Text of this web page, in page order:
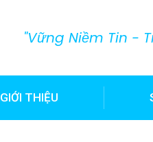
"Vững Niềm Tin -
GIỚI THIỆU